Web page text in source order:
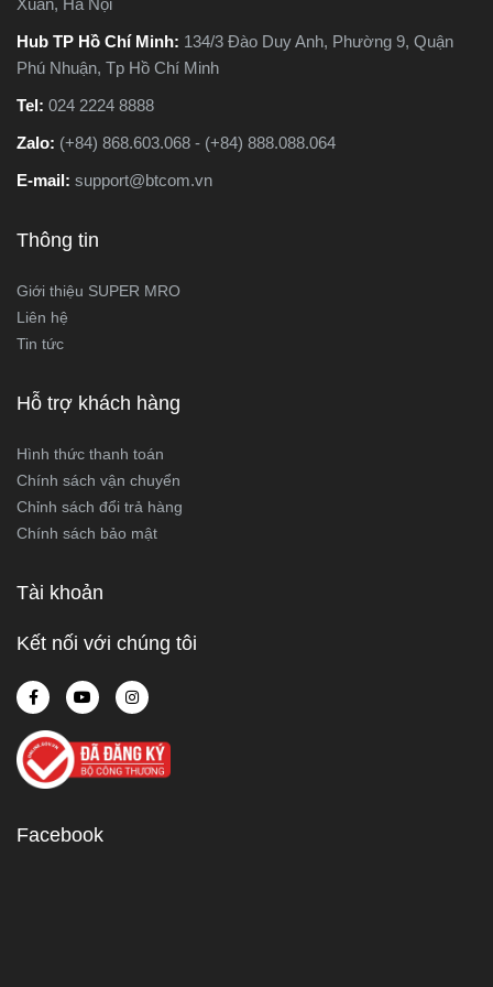
Xuân, Hà Nội
Hub TP Hồ Chí Minh: 134/3 Đào Duy Anh, Phường 9, Quận
Phú Nhuận, Tp Hồ Chí Minh
Tel: 024 2224 8888
Zalo: (+84) 868.603.068 - (+84) 888.088.064
E-mail: support@btcom.vn
Thông tin
Giới thiệu SUPER MRO
Liên hệ
Tin tức
Hỗ trợ khách hàng
Hình thức thanh toán
Chính sách vận chuyển
Chỉnh sách đổi trả hàng
Chính sách bảo mật
Tài khoản
Kết nối với chúng tôi
Facebook